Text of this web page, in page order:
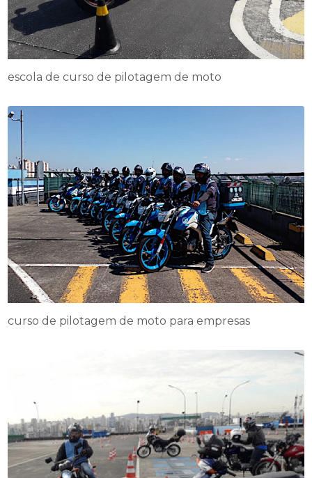
escola de curso de pilotagem de moto
curso de pilotagem de moto para empresas